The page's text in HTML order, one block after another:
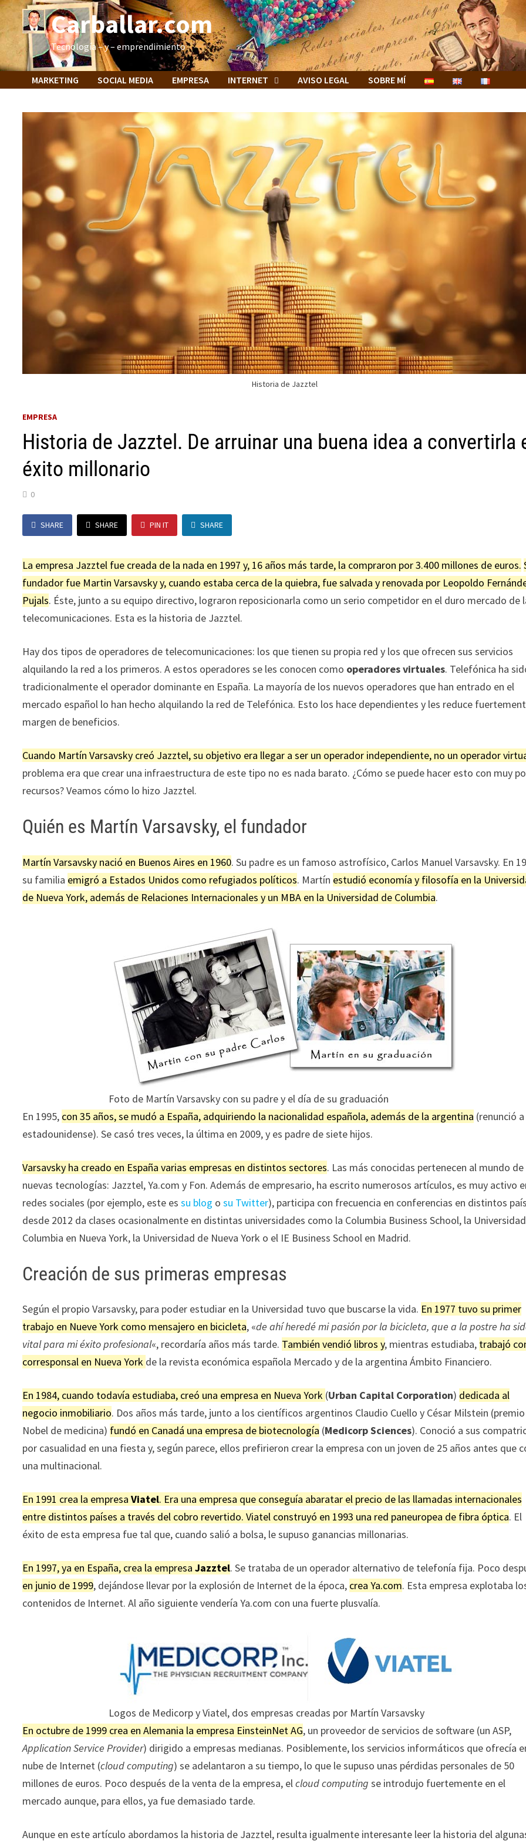
Saltar
contenido Carballar.com
Tecnología – y – emprendimiento
MARKETING SOCIAL MEDIA EMPRESA INTERNET AVISO LEGAL SOBRE MÍ
Historia de Jazztel
EMPRESA
Historia de Jazztel. De arruinar una buena idea a convertirla
éxito millonario
0
SHARE SHARE PIN IT SHARE
La empresa Jazztel fue creada de la nada en 1997 y, 16 años más tarde, la compraron por 3.400 millones de euros.
fundador fue Martin Varsavsky y, cuando estaba cerca de la quiebra, fue salvada y renovada por Leopoldo
Pujals. Éste, junto a su equipo directivo, lograron reposicionarla como un serio competidor en el duro mercado de
telecomunicaciones. Esta es la historia de Jazztel.
Hay dos tipos de operadores de telecomunicaciones: los que tienen su propia red y los que ofrecen sus servicios
alquilando la red a los primeros. A estos operadores se les conocen como operadores virtuales. Telefónica ha
tradicionalmente el operador dominante en España. La mayoría de los nuevos operadores que han entrado en el
mercado español lo han hecho alquilando la red de Telefónica. Esto los hace dependientes y les reduce
margen de beneficios.
Cuando Martín Varsavsky creó Jazztel, su objetivo era llegar a ser un operador independiente, no un operador
problema era que crear una infraestructura de este tipo no es nada barato. ¿Cómo se puede hacer esto con muy
recursos? Veamos cómo lo hizo Jazztel.
Quién es Martín Varsavsky, el fundador
Martín Varsavsky nació en Buenos Aires en 1960. Su padre es un famoso astrofísico, Carlos Manuel Varsavsky. En
su familia emigró a Estados Unidos como refugiados políticos. Martín estudió economía y filosofía en la
de Nueva York, además de Relaciones Internacionales y un MBA en la Universidad de Columbia.
Foto de Martín Varsavsky con su padre y el día de su graduación
En 1995, con 35 años, se mudó a España, adquiriendo la nacionalidad española, además de la argentina (renunció
estadounidense). Se casó tres veces, la última en 2009, y es padre de siete hijos.
Varsavsky ha creado en España varias empresas en distintos sectores. Las más conocidas pertenecen al mundo de
nuevas tecnologías: Jazztel, Ya.com y Fon. Además de empresario, ha escrito numerosos artículos, es muy activo
redes sociales (por ejemplo, este essu blog osu Twitter), participa con frecuencia en conferencias en distintos
desde 2012 da clases ocasionalmente en distintas universidades como la Columbia Business School, la
Columbia en Nueva York, la Universidad de Nueva York o el IE Business School en Madrid.
Creación de sus primeras empresas
Según el propio Varsavsky, para poder estudiar en la Universidad tuvo que buscarse la vida. En 1977 tuvo su primer
trabajo en Nueve York como mensajero en bicicleta, «de ahí heredé mi pasión por la bicicleta, que a la postre ha
vital para mi éxito profesional«, recordaría años más tarde. También vendió libros y, mientras estudiaba, trabajó
corresponsal en Nueva York de la revista económica española Mercado y de la argentina Ámbito Financiero.
En 1984, cuando todavía estudiaba, creó una empresa en Nueva York (Urban Capital Corporation) dedicada al
negocio inmobiliario. Dos años más tarde, junto a los científicos argentinos Claudio Cuello y César Milstein (premio
Nobel de medicina) fundó en Canadá una empresa de biotecnología (Medicorp Sciences). Conoció a sus
por casualidad en una fiesta y, según parece, ellos prefirieron crear la empresa con un joven de 25 años antes que
una multinacional.
En 1991 crea la empresaViatel. Era una empresa que conseguía abaratar el precio de las llamadas internacionales
entre distintos países a través del cobro revertido. Viatel construyó en 1993 una red paneuropea de fibra óptica. El
éxito de esta empresa fue tal que, cuando salió a bolsa, le supuso ganancias millonarias.
En 1997, ya en España, crea la empresaJazztel. Se trataba de un operador alternativo de telefonía fija. Poco
en junio de 1999, dejándose llevar por la explosión de Internet de la época, crea Ya.com. Esta empresa explotaba
contenidos de Internet. Al año siguiente vendería Ya.com con una fuerte plusvalía.
Logos de Medicorp y Viatel, dos empresas creadas por Martín Varsavsky
En octubre de 1999 crea en Alemania la empresa EinsteinNet AG, un proveedor de servicios de software (un ASP,
Application Service Provider) dirigido a empresas medianas. Posiblemente, los servicios informáticos que ofrecía
nube de Internet (cloud computing) se adelantaron a su tiempo, lo que le supuso unas pérdidas personales de 50
millones de euros. Poco después de la venta de la empresa, elcloud computing se introdujo fuertemente en el
mercado aunque, para ellos, ya fue demasiado tarde.
Aunque en este artículo abordamos la historia de Jazztel, resulta igualmente interesante leer la historia del